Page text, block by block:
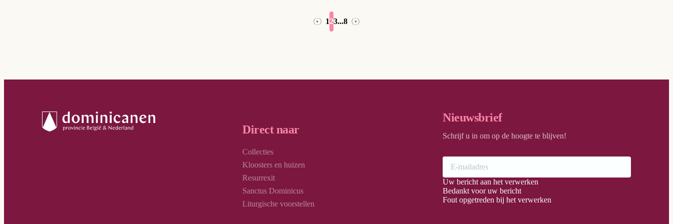
← 123...8 →
Direct naar
Collecties
Kloosters en huizen
Resurrexit
Sanctus Dominicus
Liturgische voorstellen
Nieuwsbrief
Schrijf u in om op de hoogte te blijven!
Uw bericht aan het verwerken
Bedankt voor uw bericht
Fout opgetreden bij het verwerken